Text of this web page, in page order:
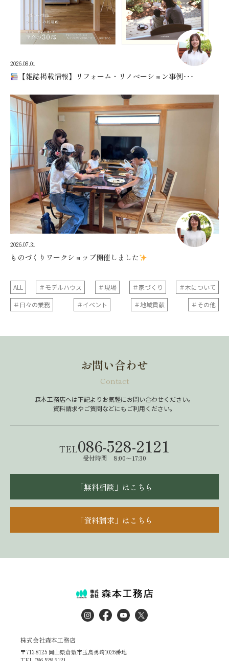
2026.08.01
【雑誌掲載情報】リフォーム・リノベーション事例･･･
2026.07.31
ものづくりワークショップ開催しました
ALL ＃モデルハウス ＃現場 ＃家づくり
＃木について
＃日々の業務
＃イベント ＃地域貢献 ＃その他
お問い合わせ
Contact
森本工務店へは下記よりお気軽にお問い合わせください。
資料請求やご質問などにもご利用ください。
TEL086-528-2121
受付時間 8:00～17:30
「無料相談」はこちら
「資料請求」はこちら
株式会社森本工務店
〒713-8125 岡山県倉敷市玉島勇崎1026番地